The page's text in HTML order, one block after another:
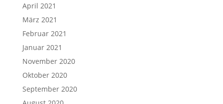
April 2021
März 2021
Februar 2021
Januar 2021
November 2020
Oktober 2020
September 2020